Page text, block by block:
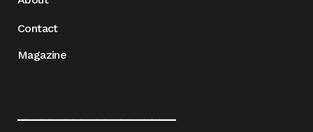
Contact
Magazine